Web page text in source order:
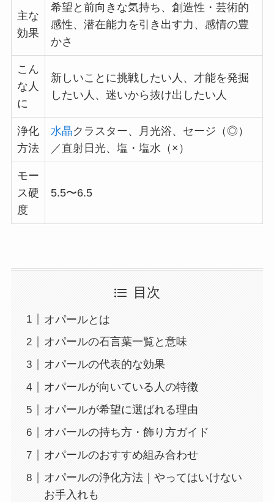
主な
効果
希望と前向きな気持ち、創造性・芸術的
感性、潜在能力を引き出す力、感情の豊
かさ
こん
な人
に
新しいことに挑戦したい人、才能を発掘
したい人、迷いから抜け出したい人
浄化
方法
水晶クラスター、月光浴、セージ（◎）
／直射日光、塩・塩水（×）
モー
ス硬
度
5.5〜6.5
目次
オパールとは
オパールの石言葉一覧と意味
オパールの代表的な効果
オパールが向いている人の特徴
オパールが希望に選ばれる理由
オパールの持ち方・飾り方ガイド
オパールのおすすめ組み合わせ
オパールの浄化方法｜やってはいけない
お手入れも